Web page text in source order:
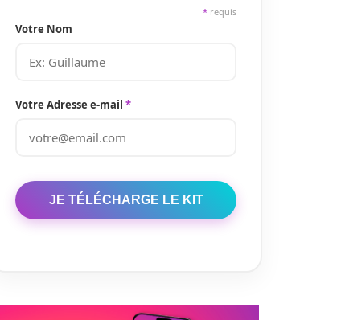
* requis
Votre Nom
Votre Adresse e-mail *